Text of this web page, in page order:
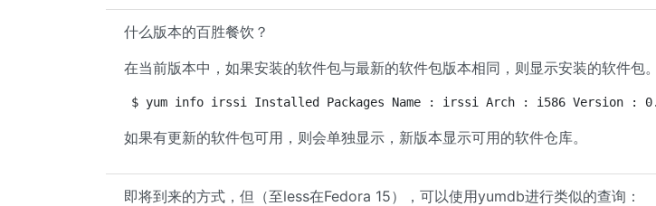
什么版本的百胜餐饮？
在当前版本中，如果安装的软件包与最新的软件包版本相同，则显示安装的软件包。
$ yum info irssi Installed Packages Name : irssi Arch : i586 Version :
如果有更新的软件包可用，则会单独显示，新版本显示可用的软件仓库。
即将到来的方式，但（至less在Fedora 15），可以使用yumdb进行类似的查询：